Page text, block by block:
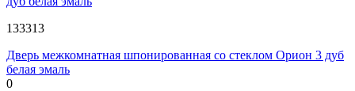
133313
Дверь межкомнатная шпонированная со стеклом Орион 3 дуб
белая эмаль
0